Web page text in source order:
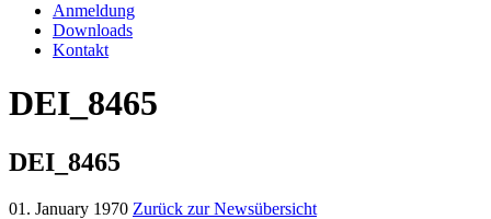
Anmeldung
Downloads
Kontakt
DEI_8465
DEI_8465
01. January 1970 Zurück zur Newsübersicht